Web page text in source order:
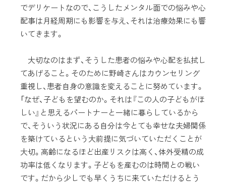
でデリケートなので、こうしたメンタル面での悩みや心
配事は月経周期にも影響を与え、それは治療効果にも響
いてきます。
大切なのはまず、そうした患者の悩みや心配を払拭し
てあげること。そのために野崎さんはカウンセリング
重視し、患者自身の意識を変えることに努めています。
「なぜ、子どもを望むのか。それは『この人の子どもがほ
しい』と思えるパートナーと一緒に暮らしているから
で、そういう状況にある自分は今とても幸せな夫婦関係
を築けているという大前提に気づいていただくことが
大切。高齢になるほど出産リスクは高く、体外受精の成
功率は低くなります。子どもを産むのは時間との戦い
です。だから少しでも早くうちに来ていただけるとう